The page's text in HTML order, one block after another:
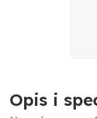
Opis i